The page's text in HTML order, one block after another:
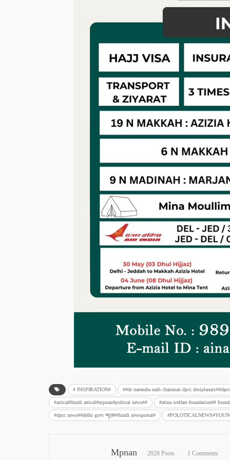
# INSPIRATION# ##dr narendra nath chairman dpcc
#artical#hindi artical#mpnan#poltical news## #atina welfare foundation##
#dpcc news##delhi govt न्यूज़##hindi newsportal#
Mpnan 2028 Posts 1 Comments